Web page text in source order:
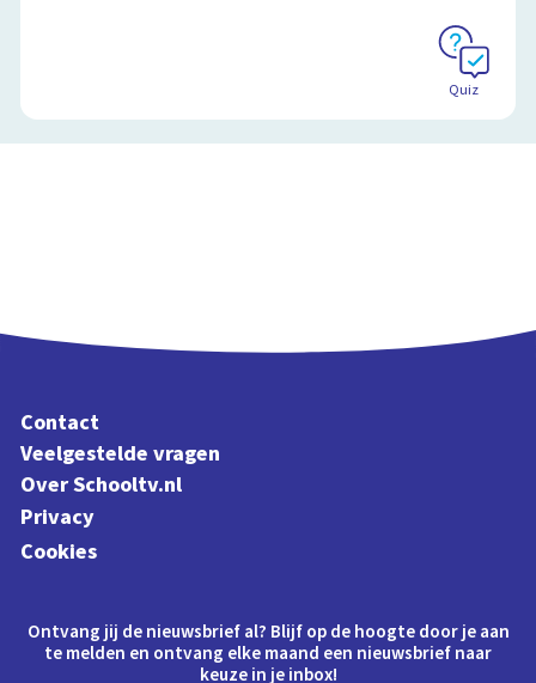
Quiz
Contact
Veelgestelde vragen
Over Schooltv.nl
Privacy
Cookies
Ontvang jij de nieuwsbrief al? Blijf op de hoogte door je aan
te melden en ontvang elke maand een nieuwsbrief naar
keuze in je inbox!